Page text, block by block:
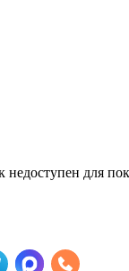
недоступен для